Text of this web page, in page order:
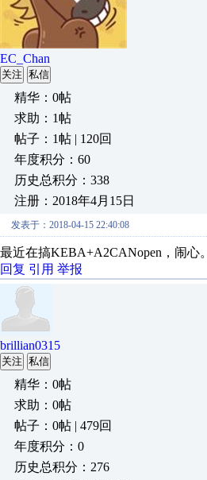
EC_Chan
关注 私信
精华：0帖
求助：1帖
帖子：1帖 | 120回
年度积分：60
历史总积分：338
注册：2018年4月15日
发表于：2018-04-15 22:40:08
最近在搞KEBA+A2CANopen，闹心。
回复 引用 举报
brillian0315
关注 私信
精华：0帖
求助：0帖
帖子：0帖 | 479回
年度积分：0
历史总积分：276